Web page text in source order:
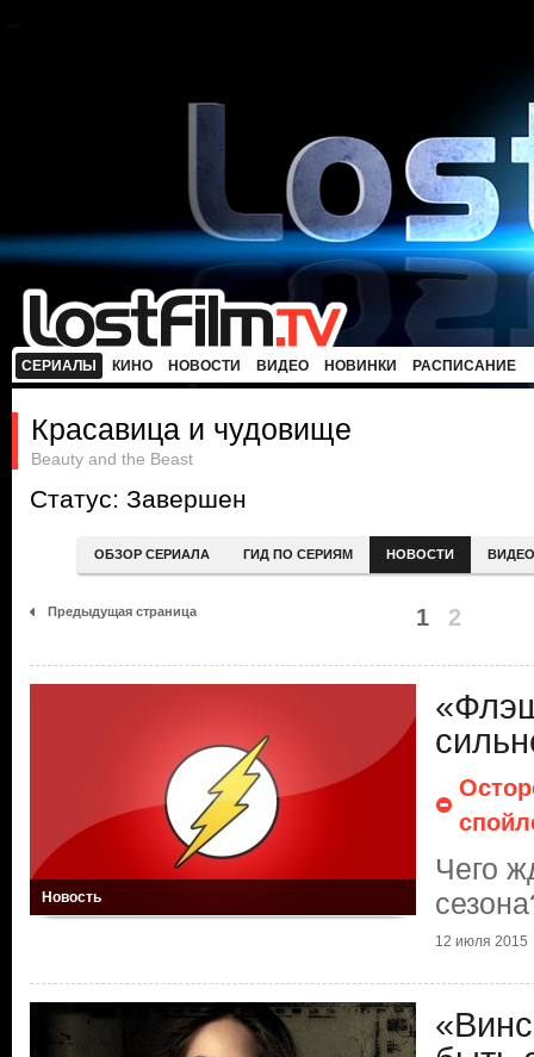
СЕРИАЛЫ КИНО НОВОСТИ ВИДЕО НОВИНКИ РАСПИСАНИЕ
Красавица и чудовище
Beauty and the Beast
Статус: Завершен
ОБЗОР СЕРИАЛА ГИД ПО СЕРИЯМ НОВОСТИ ВИДЕО
Предыдущая страница 1 2
Новость
Чего
12 июля 2015